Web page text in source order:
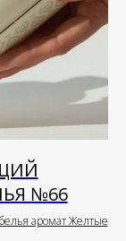
№66
аромат Желтые